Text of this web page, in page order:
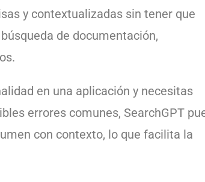
y contextualizadas sin tener que
de documentación,
en una aplicación y necesitas
errores comunes, SearchGPT
con contexto, lo que facilita la